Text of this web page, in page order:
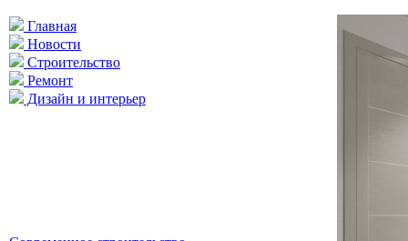
Главная
Новости
Строительство
Ремонт
Дизайн и интерьер